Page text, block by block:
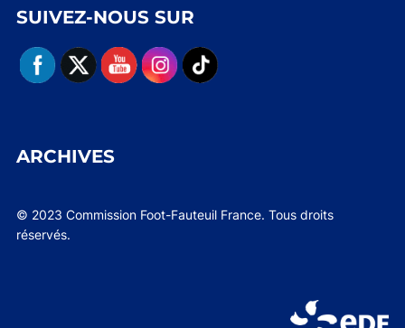
SUIVEZ-NOUS SUR
ARCHIVES
© 2023 Commission Foot-Fauteuil France. Tous droits
réservés.